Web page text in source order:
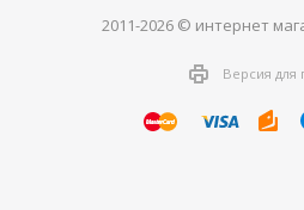
2011-2026 © интернет
Версия для